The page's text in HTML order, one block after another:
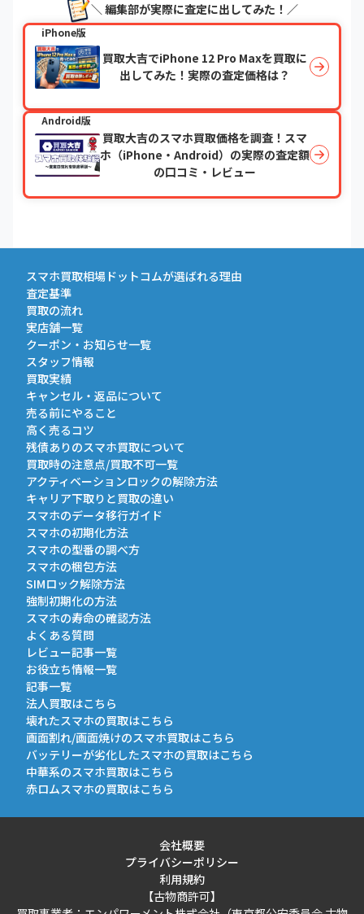
＼ 編集部が実際に査定に出してみた！／
iPhone版
買取大吉でiPhone 12 Pro Maxを買取に
出してみた！実際の査定価格は？
Android版
買取大吉のスマホ買取価格を調査！スマ
ホ（iPhone・Android）の実際の査定額
の口コミ・レビュー
スマホ買取相場ドットコムが選ばれる理由
査定基準
買取の流れ
実店舗一覧
クーポン・お知らせ一覧
スタッフ情報
買取実績
キャンセル・返品について
売る前にやること
高く売るコツ
残債ありのスマホ買取について
買取時の注意点/買取不可一覧
アクティベーションロックの解除方法
キャリア下取りと買取の違い
スマホのデータ移行ガイド
スマホの初期化方法
スマホの型番の調べ方
スマホの梱包方法
SIMロック解除方法
強制初期化の方法
スマホの寿命の確認方法
よくある質問
レビュー記事一覧
お役立ち情報一覧
記事一覧
法人買取はこちら
壊れたスマホの買取はこちら
画面割れ/画面焼けのスマホ買取はこちら
バッテリーが劣化したスマホの買取はこちら
中華系のスマホ買取はこちら
赤ロムスマホの買取はこちら
会社概要
プライバシーポリシー
利用規約
【古物商許可】